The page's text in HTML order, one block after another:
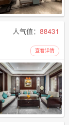
人气值： 88431
查看详情